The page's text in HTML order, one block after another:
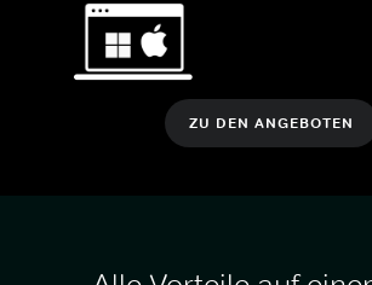
ZU DEN ANGEBOTEN